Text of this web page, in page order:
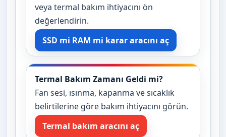
veya termal bakım ihtiyacını ön
değerlendirin.
SSD mi RAM mi karar aracını aç
Termal Bakım Zamanı Geldi mi?
Fan sesi, ısınma, kapanma ve sıcaklık
belirtilerine göre bakım ihtiyacını görün.
Termal bakım aracını aç